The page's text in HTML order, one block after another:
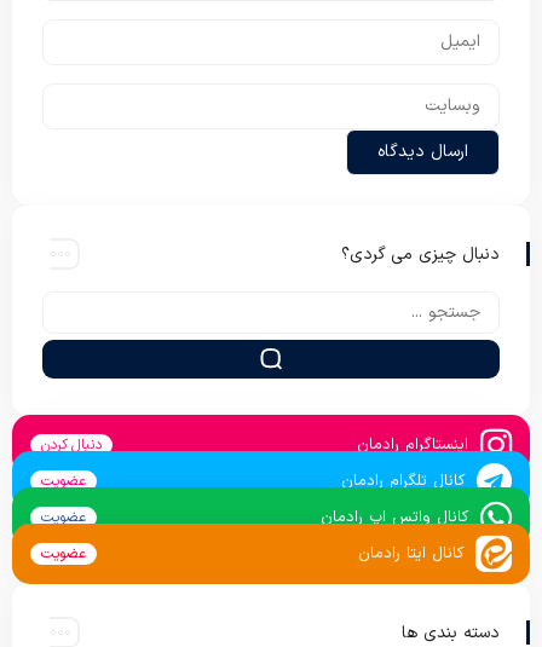
دنبال چیزی می گردی؟
اینستاگرام رادمان دنبال کردن
کانال تلگرام رادمان عضویت
کانال واتس اپ رادمان عضویت
کانال ایتا رادمان عضویت
دسته بندی ها